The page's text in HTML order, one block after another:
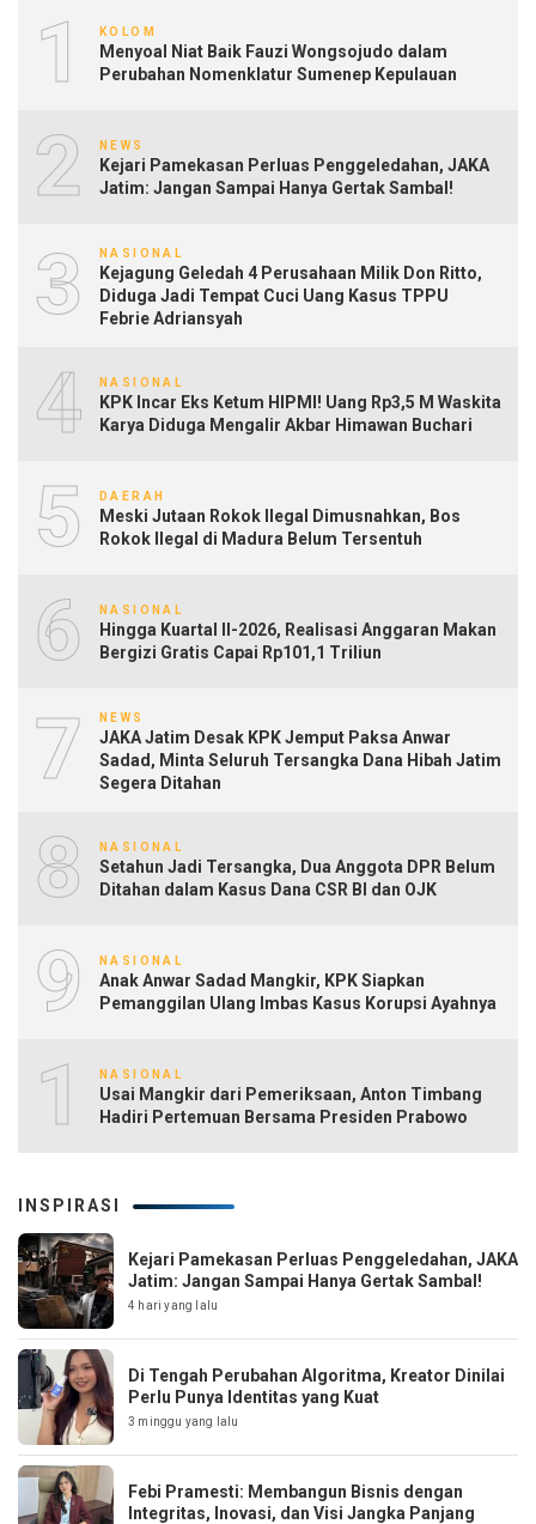
1 KOLOM
Menyoal Niat Baik Fauzi Wongsojudo dalam
Perubahan Nomenklatur Sumenep Kepulauan
2 NEWS
Kejari Pamekasan Perluas Penggeledahan, JAKA
Jatim: Jangan Sampai Hanya Gertak Sambal!
3 NASIONAL
Kejagung Geledah 4 Perusahaan Milik Don Ritto,
Diduga Jadi Tempat Cuci Uang Kasus TPPU
Febrie Adriansyah
4 NASIONAL
KPK Incar Eks Ketum HIPMI! Uang Rp3,5 M Waskita
Karya Diduga Mengalir Akbar Himawan Buchari
5 DAERAH
Meski Jutaan Rokok Ilegal Dimusnahkan, Bos
Rokok Ilegal di Madura Belum Tersentuh
6 NASIONAL
Hingga Kuartal II-2026, Realisasi Anggaran Makan
Bergizi Gratis Capai Rp101,1 Triliun
7 NEWS
JAKA Jatim Desak KPK Jemput Paksa Anwar
Sadad, Minta Seluruh Tersangka Dana Hibah Jatim
Segera Ditahan
8 NASIONAL
Setahun Jadi Tersangka, Dua Anggota DPR Belum
Ditahan dalam Kasus Dana CSR BI dan OJK
9 NASIONAL
Anak Anwar Sadad Mangkir, KPK Siapkan
Pemanggilan Ulang Imbas Kasus Korupsi Ayahnya
10NASIONAL
Usai Mangkir dari Pemeriksaan, Anton Timbang
Hadiri Pertemuan Bersama Presiden Prabowo
INSPIRASI
Kejari Pamekasan Perluas Penggeledahan, JAKA
Jatim: Jangan Sampai Hanya Gertak Sambal!
4 hari yang lalu
Di Tengah Perubahan Algoritma, Kreator Dinilai
Perlu Punya Identitas yang Kuat
3 minggu yang lalu
Febi Pramesti: Membangun Bisnis dengan
Integritas, Inovasi, dan Visi Jangka Panjang